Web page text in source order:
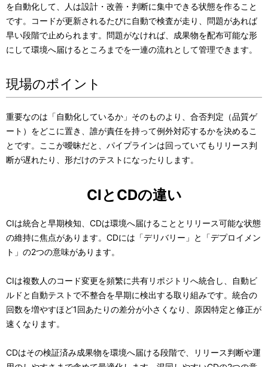
を自動化して、人は設計・改善・判断に集中できる状態を作ること
です。コードが更新されるたびに自動で検査が走り、問題があれば
早い段階で止められます。問題がなければ、成果物を配布可能な形
にして環境へ届けるところまでを一連の流れとして管理できます。
現場のポイント
重要なのは「自動化しているか」そのものより、合否判定（品質ゲ
ート）をどこに置き、誰が責任を持って例外対応するかを決めるこ
とです。ここが曖昧だと、パイプラインは回っていてもリリース判
断が遅れたり、形だけのテストになったりします。
CIとCDの違い
CIは統合と早期検知、CDは環境へ届けることとリリース可能な状態
の維持に焦点があります。CDには「デリバリー」と「デプロイメン
ト」の2つの意味があります。
CIは複数人のコード変更を頻繁に共有リポジトリへ統合し、自動ビ
ルドと自動テストで不整合を早期に検出する取り組みです。統合の
回数を増やすほど1回あたりの差分が小さくなり、原因特定と修正が
速くなります。
CDはその検証済み成果物を環境へ届ける段階で、リリース判断や運